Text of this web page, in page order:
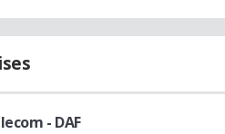
- DAF